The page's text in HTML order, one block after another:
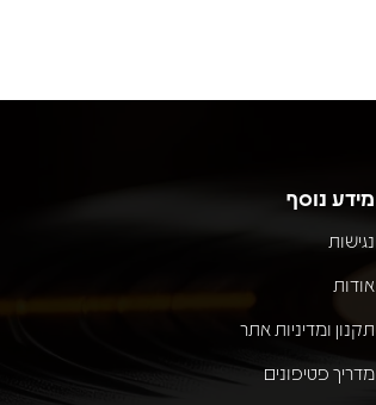
מידע נוסף
נגישות
אודות
תקנון ומדיניות אתר
מדריך פטיפונים